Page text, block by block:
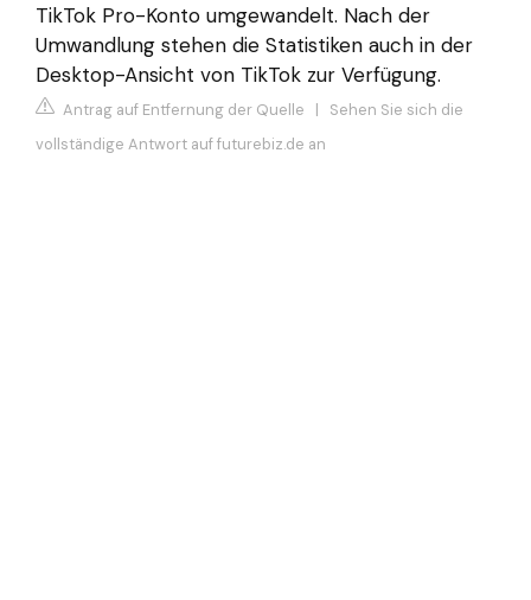
TikTok Pro-Konto umgewandelt. Nach der
Umwandlung stehen die Statistiken auch in der
Desktop-Ansicht von TikTok zur Verfügung.
Antrag auf Entfernung der Quelle | Sehen Sie sich die
vollständige Antwort auf futurebiz.de an